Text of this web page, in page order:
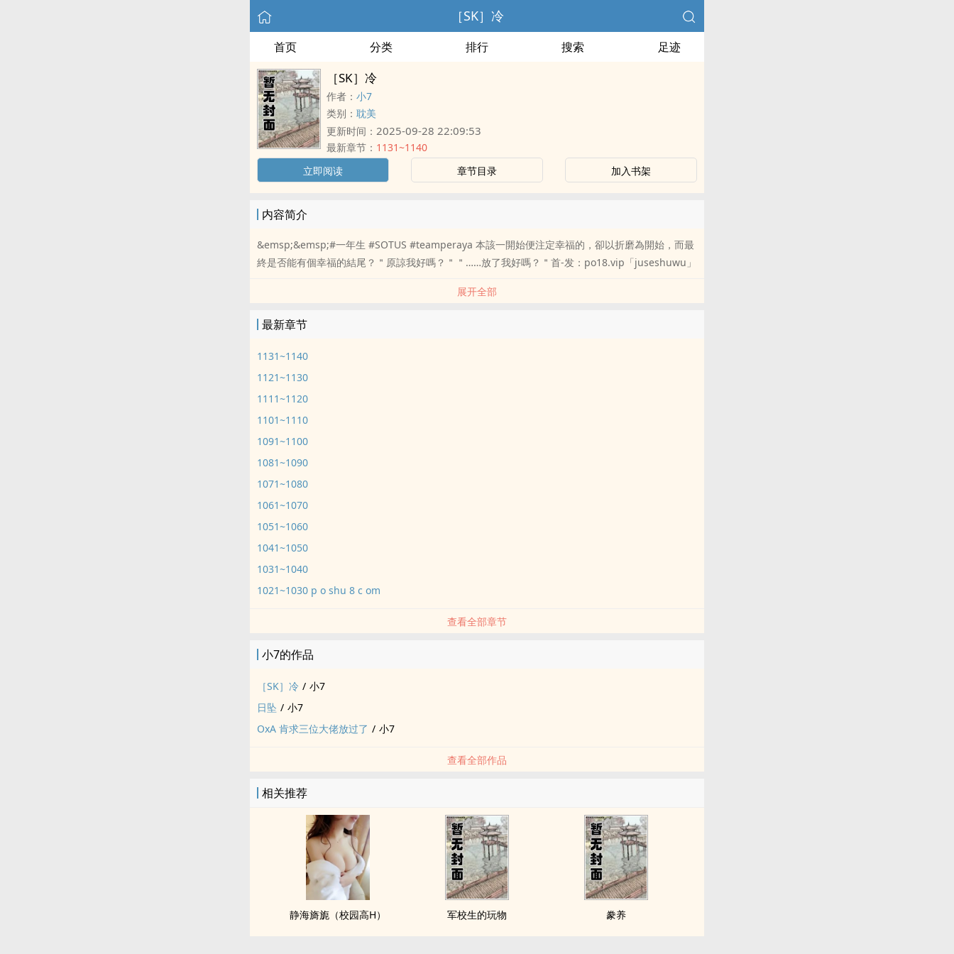
［SK］冷
首页 分类 排行 搜索 足迹
［SK］冷
作者： 小7
类别： 耽美
更新时间： 2025-09-28 22:09:53
最新章节： 1131~1140
立即阅读
章节目录 加入书架
内容简介
&emsp;&emsp;#一年生 #SOTUS #teamperaya 本該一開始便注定幸福的，卻以折磨為開始，而最
終是否能有個幸福的結尾？＂原諒我好嗎？＂＂……放了我好嗎？＂首-发：po18.vip「juseshuwu」
展开全部
最新章节
1131~1140
1121~1130
1111~1120
1101~1110
1091~1100
1081~1090
1071~1080
1061~1070
1051~1060
1041~1050
1031~1040
1021~1030 p o shu 8 c om
查看全部章节
小7的作品
［SK］冷 / 小7
日坠 / 小7
OxA 肯求三位大佬放过了 / 小7
查看全部作品
相关推荐
静海旖旎（校园高H） 军校生的玩物 豢养